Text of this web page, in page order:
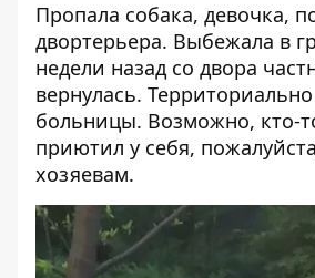
Пропала собака, девочка,
двортерьера. Выбежала в
недели назад со двора
вернулась.
больницы. Возможно, кто-
приютил у себя,
хозяевам.